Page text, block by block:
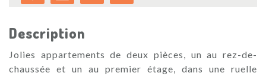
Description
Jolies appartements de deux pièces, un au rez-de-
chaussée et un au premier étage, dans une ruelle